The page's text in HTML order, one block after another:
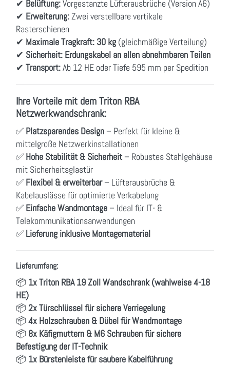
✔ Belüftung:Vorgestanzte Lüfterausbrüche (Version A6)
✔ Erweiterung:Zwei verstellbare vertikale
Rasterschienen
✔ Maximale Tragkraft: 30 kg (gleichmäßige Verteilung)
✔ Sicherheit: Erdungskabel an allen abnehmbaren Teilen
✔ Transport:Ab 12 HE oder Tiefe 595 mm per Spedition
Ihre Vorteile mit dem Triton RBA
Netzwerkwandschrank:
✅ Platzsparendes Design – Perfekt für kleine &
mittelgroße Netzwerkinstallationen
✅ Hohe Stabilität & Sicherheit – Robustes Stahlgehäuse
mit Sicherheitsglastür
✅ Flexibel & erweiterbar– Lüfterausbrüche &
Kabelauslässe für optimierte Verkabelung
✅ Einfache Wandmontage – Ideal für IT- &
Telekommunikationsanwendungen
✅ Lieferung inklusive Montagematerial
Lieferumfang:
📦 1x Triton RBA 19 Zoll Wandschrank (wahlweise 4-18
HE)
📦 2x Türschlüssel für sichere Verriegelung
📦 4x Holzschrauben & Dübel für Wandmontage
📦 8x Käfigmuttern & M6 Schrauben für sichere
Befestigung der IT-Technik
📦 1x Bürstenleiste für saubere Kabelführung